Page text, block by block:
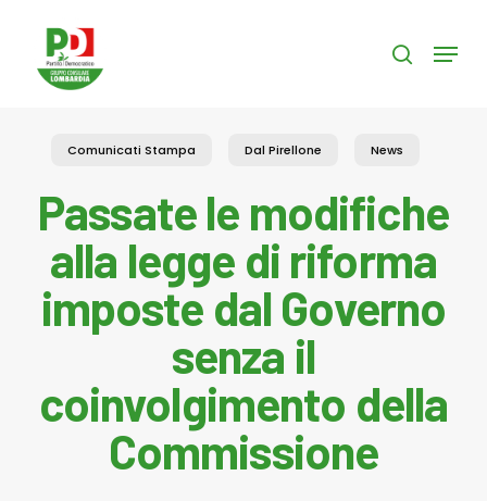
content
search
Menu
Comunicati Stampa Dal Pirellone News
Passate le modifiche
alla legge di riforma
imposte dal Governo
senza il
coinvolgimento della
Commissione